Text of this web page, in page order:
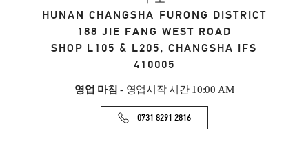
HUNAN CHANGSHA FURONG DISTRICT
188 JIE FANG WEST ROAD
SHOP L105 & L205, CHANGSHA IFS
410005
영업 마침 - 영업시작 시간 10:00 AM
0731 8291 2816